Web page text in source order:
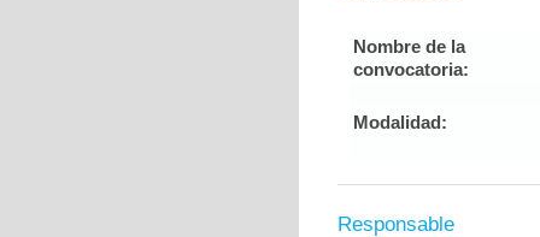
Nombre de la
convocatoria:
Modalidad:
Responsable